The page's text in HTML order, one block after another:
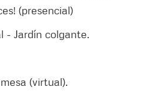
(presencial)
- Jardín colgante.
(virtual).